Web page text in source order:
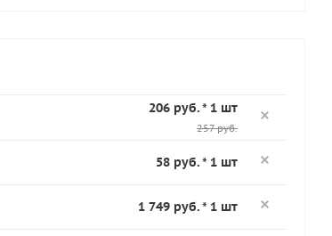
206 руб. * 1 шт
257 руб.
58 руб. * 1 шт
1 749 руб. * 1 шт